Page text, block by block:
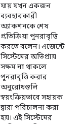
যায় যখন একজন
ব্যবহারকারী
অ্যাকশনকে শেষ
প্রতিক্রিয়া পুনরাবৃত্তি
করতে বলেন। এজেন্টে
সিস্টেমের অভিপ্রায়
সক্ষমনা থাকলে
পুনরাবৃত্তি করার
অনুরোধগুলি
স্বয়ংক্রিয়ভাবে সহায়ক
দ্বারা পরিচালনা করা
হয়। এই সিস্টেমের